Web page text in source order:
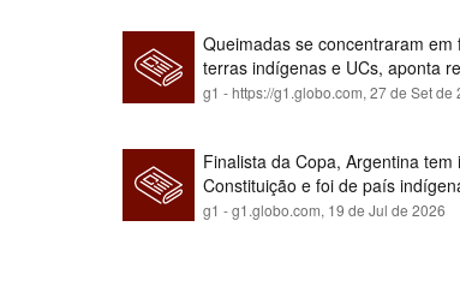
Queimadas se concentraram
terras indígenas e UCs, aponta
g1 - https://g1.globo.com, 27 de Set de
Finalista da Copa, Argentina
Constituição e foi de país
g1 - g1.globo.com, 19 de Jul de 2026